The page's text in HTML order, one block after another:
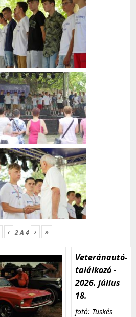
‹ 2A 4 › »
Veteránautó-
találkozó -
2026. július
18.
fotó: Tüskés